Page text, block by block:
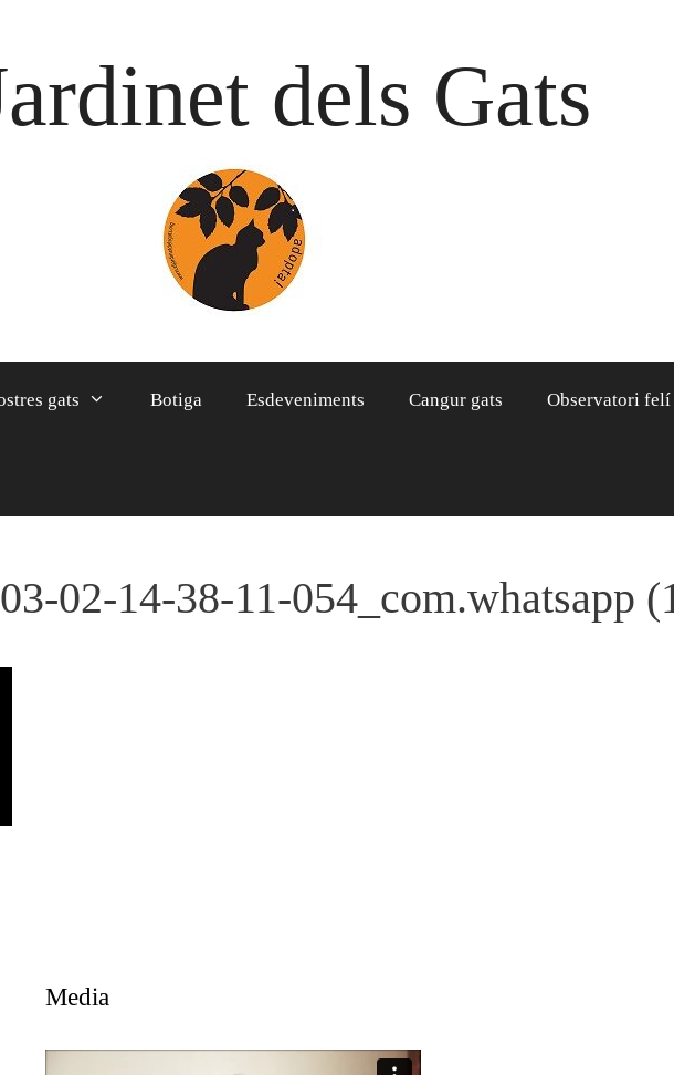
dels Gats
gats Botiga Esdeveniments Cangur gats Observatori felí
02-14-38-11-054_com.whatsapp
Media